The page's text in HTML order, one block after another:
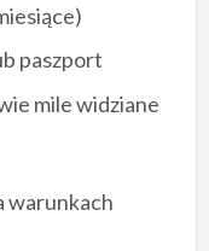
paszport
mile widziane
warunkach